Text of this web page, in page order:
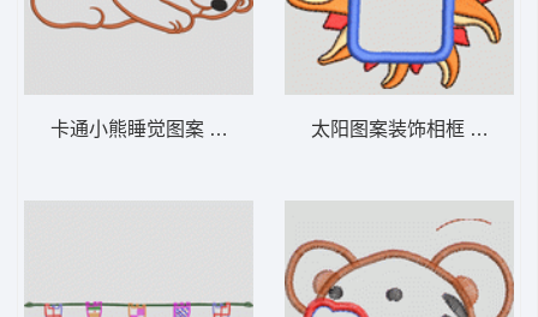
卡通小熊睡觉图案 卡通童装章标贴布 太阳图案装饰